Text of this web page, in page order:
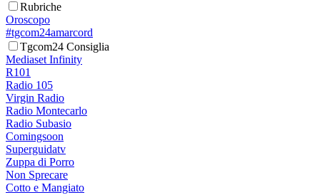
Rubriche
Oroscopo
#tgcom24amarcord
Tgcom24 Consiglia
Mediaset Infinity
R101
Radio 105
Virgin Radio
Radio Montecarlo
Radio Subasio
Comingsoon
Superguidatv
Zuppa di Porro
Non Sprecare
Cotto e Mangiato